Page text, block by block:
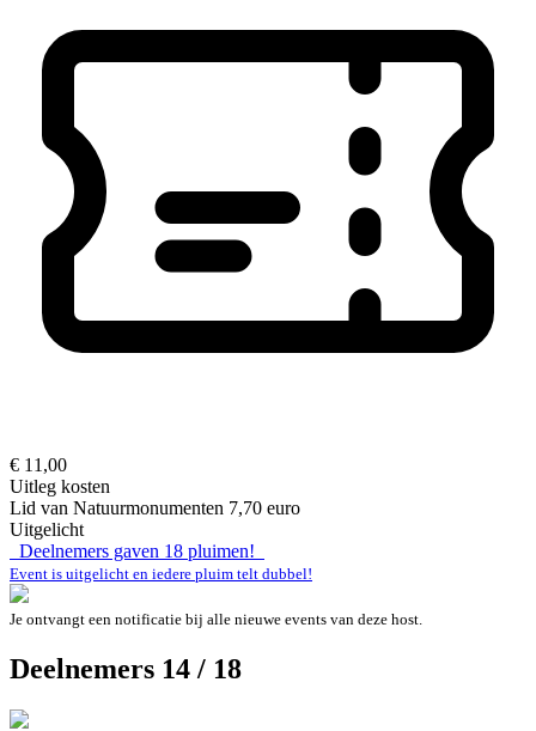
€ 11,00
Uitleg kosten
Lid van Natuurmonumenten 7,70 euro
Uitgelicht
Deelnemers gaven 18 pluimen!
Event is uitgelicht en iedere pluim telt dubbel!
Je ontvangt een notificatie bij alle nieuwe events van deze host.
Deelnemers 14 / 18